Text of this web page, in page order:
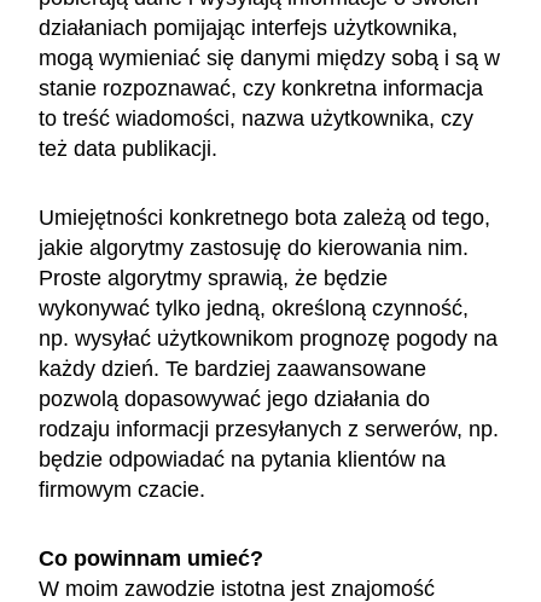
działaniach pomijając interfejs użytkownika,
mogą wymieniać się danymi między sobą i są w
stanie rozpoznawać, czy konkretna informacja
to treść wiadomości, nazwa użytkownika, czy
też data publikacji.
Umiejętności konkretnego bota zależą od tego,
jakie algorytmy zastosuję do kierowania nim.
Proste algorytmy sprawią, że będzie
wykonywać tylko jedną, określoną czynność,
np. wysyłać użytkownikom prognozę pogody na
każdy dzień. Te bardziej zaawansowane
pozwolą dopasowywać jego działania do
rodzaju informacji przesyłanych z serwerów, np.
będzie odpowiadać na pytania klientów na
firmowym czacie.
Co powinnam umieć?
W moim zawodzie istotna jest znajomość